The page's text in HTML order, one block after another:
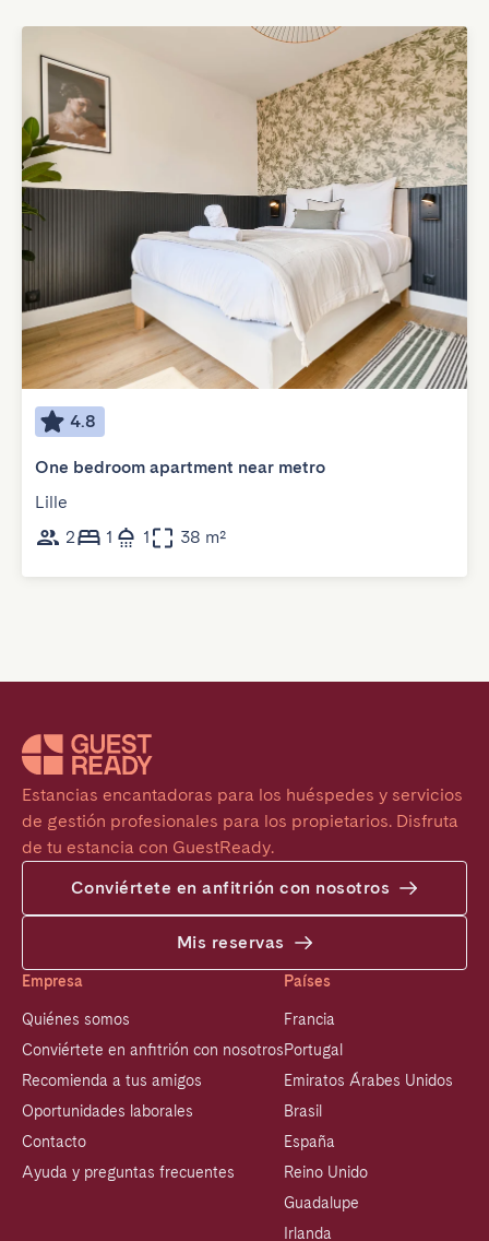
4.8
One bedroom apartment near metro
Lille
2
1 1 38 m²
Estancias encantadoras para los huéspedes y servicios
de gestión profesionales para los propietarios. Disfruta
de tu estancia con GuestReady.
Conviértete en anfitrión con nosotros
Mis reservas
Empresa
Quiénes somos
Conviértete en anfitrión con nosotros
Recomienda a tus amigos
Oportunidades laborales
Contacto
Ayuda y preguntas frecuentes
Países
Francia
Portugal
Emiratos Árabes Unidos
Brasil
España
Reino Unido
Guadalupe
Irlanda